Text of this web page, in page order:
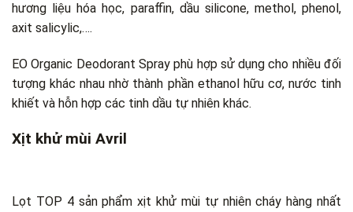
hương liệu hóa học, paraffin, dầu silicone, methol, phenol,
axit salicylic,….
EO Organic Deodorant Spray phù hợp sử dụng cho nhiều đối
tượng khác nhau nhờ thành phần ethanol hữu cơ, nước tinh
khiết và hỗn hợp các tinh dầu tự nhiên khác.
Xịt khử mùi Avril
Lọt TOP 4 sản phẩm xịt khử mùi tự nhiên cháy hàng nhất